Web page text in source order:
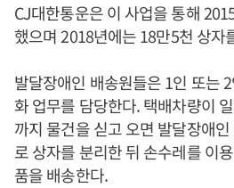
CJ대한통운은 이 사업을 통해
했으며 2018년에는 18만5천 상자
발달장애인 배송원들은 1인 또는
화 업무를 담당한다. 택배차량이
까지 물건을 싣고 오면 발달장애
로 상자를 분리한 뒤 손수레를 이
품을 배송한다.